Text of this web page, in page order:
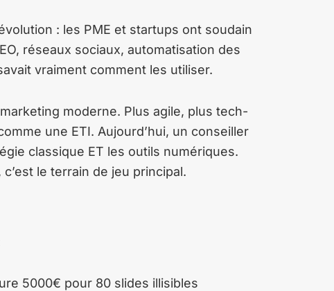
: les PME et startups ont soudain
réseaux sociaux, automatisation des
vraiment comment les utiliser.
moderne. Plus agile, plus tech-
une ETI. Aujourd’hui, un conseiller
classique ET les outils numériques.
le terrain de jeu principal.
5000€ pour 80 slides illisibles